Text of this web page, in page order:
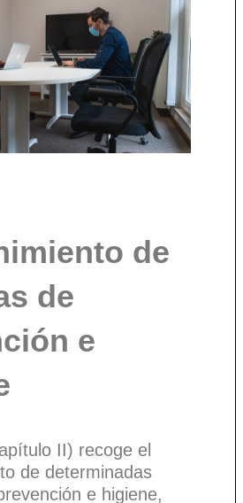
de
de
e
II) recoge el
de determinadas
e higiene,